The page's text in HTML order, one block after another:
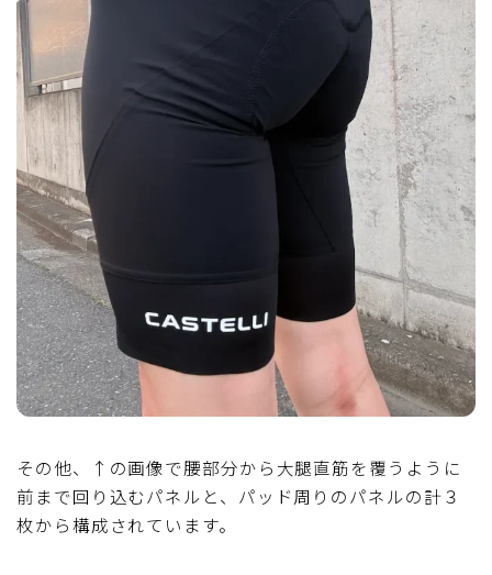
その他、↑の画像で腰部分から大腿直筋を覆うように
前まで回り込むパネルと、パッド周りのパネルの計３
枚から構成されています。